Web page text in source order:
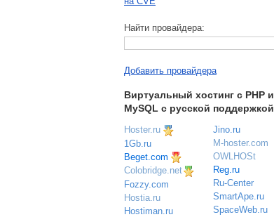
Найти провайдера:
Добавить провайдера
Виртуальный хостинг c PHP и
MySQL с русской поддержкой
Hoster.ru
1Gb.ru
Beget.com
Colobridge.net
Fozzy.com
Hostia.ru
Hostiman.ru
Jino.ru
M-hoster.com
OWLHOSt
Reg.ru
Ru-Center
SmartApe.ru
SpaceWeb.ru